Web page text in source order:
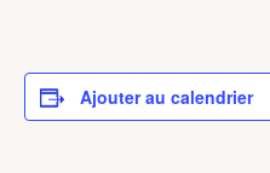
Ajouter au calendrier